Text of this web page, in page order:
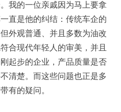
我的一位亲戚因为马上要拿
直是他的纠结：传统车企的
外观普通、并且多数为油改
合现代年轻人的审美，并且
起步的企业，产品质量是否
清楚。而这些问题也正是多
有的疑问。